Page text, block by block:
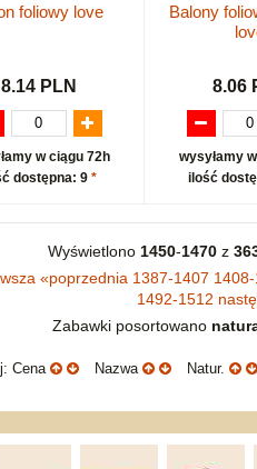
foliowy love
8.14 PLN
w ciągu 72h
dostępna: 9 *
Balony
8.06
wysyłamy
ilość
Wyświetlono 1450-1470z
«poprzednia 1387-1407
1492-1512
Zabawki posortowano
Cena Nazwa Natur.